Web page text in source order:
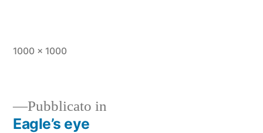
1000 × 1000
Pubblicato in
Eagle’s eye